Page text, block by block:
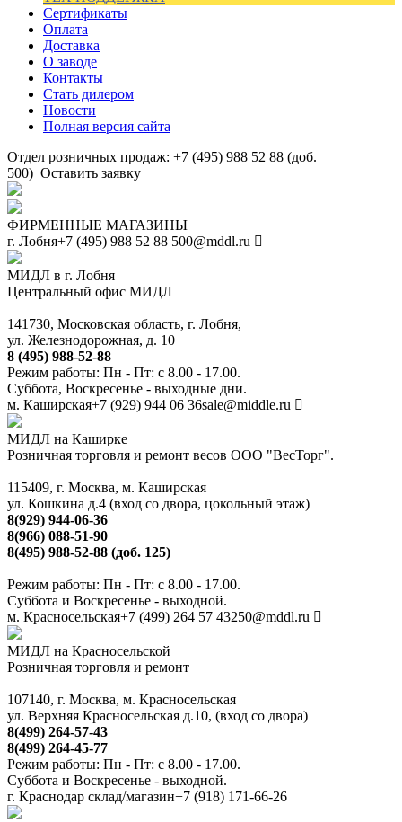
Сертификаты
Оплата
Доставка
О заводе
Контакты
Стать дилером
Новости
Полная версия сайта
Отдел розничных продаж: +7 (495) 988 52 88 (доб.
500) Оставить заявку
ФИРМЕННЫЕ МАГАЗИНЫ
г. Лобня+7 (495) 988 52 88 500@mddl.ru
МИДЛ в г. Лобня
Центральный офис МИДЛ
141730, Московская область, г. Лобня,
ул. Железнодорожная, д. 10
8 (495) 988-52-88
Режим работы: Пн - Пт: с 8.00 - 17.00.
Суббота, Воскресенье - выходные дни.
м. Каширская+7 (929) 944 06 36sale@middle.ru
МИДЛ на Каширке
Розничная торговля и ремонт весов ООО "ВесТорг".
115409, г. Москва, м. Каширская
ул. Кошкина д.4 (вход со двора, цокольный этаж)
8(929) 944-06-36
8(966) 088-51-90
8(495) 988-52-88 (доб. 125)
Режим работы: Пн - Пт: с 8.00 - 17.00.
Суббота и Воскресенье - выходной.
м. Красносельская+7 (499) 264 57 43250@mddl.ru
МИДЛ на Красносельской
Розничная торговля и ремонт
107140, г. Москва, м. Красносельская
ул. Верхняя Красносельская д.10, (вход со двора)
8(499) 264-57-43
8(499) 264-45-77
Режим работы: Пн - Пт: с 8.00 - 17.00.
Суббота и Воскресенье - выходной.
г. Краснодар склад/магазин+7 (918) 171-66-26